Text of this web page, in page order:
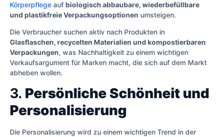
Körperpflege auf biologisch abbaubare, wiederbefüllbare
und plastikfreie Verpackungsoptionen umsteigen.
Die Verbraucher suchen aktiv nach Produkten in
Glasflaschen, recycelten Materialien und kompostierbaren
Verpackungen, was Nachhaltigkeit zu einem wichtigen
Verkaufsargument für Marken macht, die sich auf dem Markt
abheben wollen.
3. Persönliche Schönheit und
Personalisierung
Die Personalisierung wird zu einem wichtigen Trend in der